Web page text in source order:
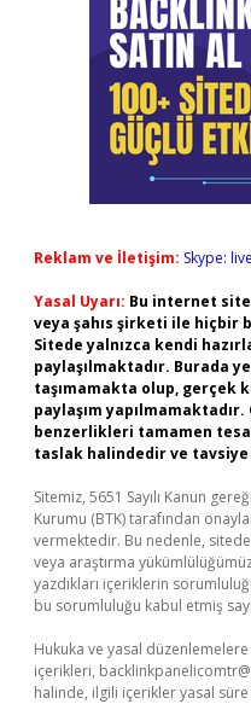
Reklam ve İletişim: Skype:
Yasal Uyarı: Bu internet
veya şahıs şirketi ile hiçbir
Sitede yalnızca kendi
paylaşılmaktadır. Burada
taşımamakta olup, gerçek
paylaşım
benzerlikleri tamamen
taslak halindedir ve
Sitemiz, 5651 Sayılı Kanun
Kurumu (BTK) tarafından
vermektedir. Bu nedenle,
veya araştırma
yazdıkları içeriklerin
bu sorumluluğu kabul etmiş
Hukuka ve yasal
içerikleri,
halinde, ilgili içerikler yasal